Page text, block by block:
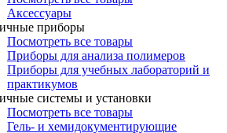
Аксессуары
приборы
Посмотреть все товары
Приборы для анализа полимеров
Приборы для учебных лабораторий и
практикумов
системы и установки
Посмотреть все товары
Гель- и хемидокументирующие